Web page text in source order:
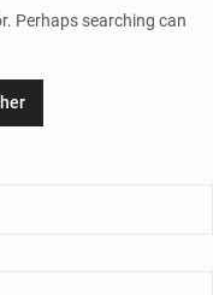
Perhaps searching can